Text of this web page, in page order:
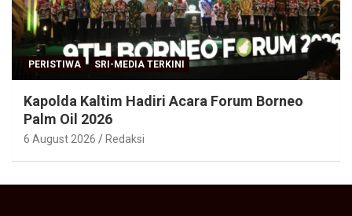
PERISTIWA SRI-MEDIA TERKINI
Kapolda Kaltim Hadiri Acara Forum Borneo
Palm Oil 2026
6 August 2026 Redaksi